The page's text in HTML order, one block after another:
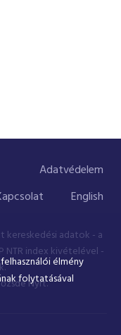
Adatvédelem
English
adatok - a
NTR index kivételével -
Nyrt.
élmény
folytatásával